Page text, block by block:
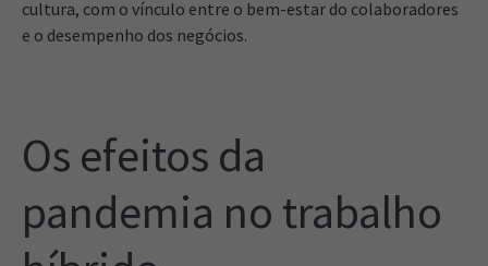
cultura, com o vínculo entre o bem-estar do colaboradores
e o desempenho dos negócios.
Os efeitos da
pandemia no trabalho